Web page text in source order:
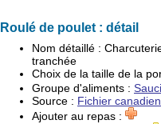
Roulé de poulet : détail
Nom détaillé :
tranchée
Choix de la taille de la
Groupe d'aliments :
Source : Fichier
Ajouter au repas :